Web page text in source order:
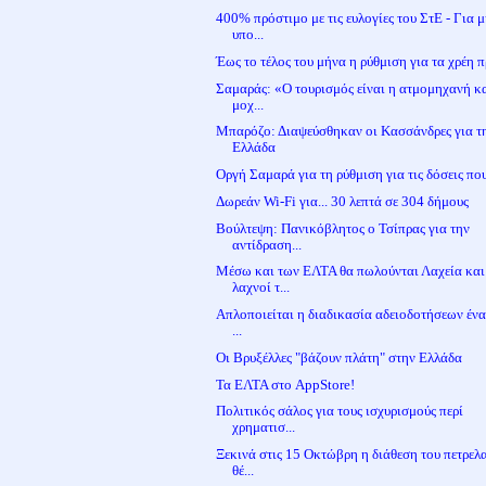
400% πρόστιμο με τις ευλογίες του ΣτΕ - Για
υπο...
Έως το τέλος του μήνα η ρύθμιση για τα χρέη
Σαμαράς: «Ο τουρισμός είναι η ατμομηχανή
μοχ...
Μπαρόζο: Διαψεύσθηκαν οι Κασσάνδρες για
Ελλάδα
Οργή Σαμαρά για τη ρύθμιση για τις δόσεις
Δωρεάν Wi-Fi για... 30 λεπτά σε 304 δήμους
Βούλτεψη: Πανικόβλητος ο Τσίπρας για την
αντίδραση...
Μέσω και των ΕΛΤΑ θα πωλούνται Λαχεία και
λαχνοί τ...
Απλοποιείται η διαδικασία αδειοδοτήσεων
...
Οι Βρυξέλλες "βάζουν πλάτη" στην Ελλάδα
Τα ΕΛΤΑ στο AppStore!
Πολιτικός σάλος για τους ισχυρισμούς περί
χρηματισ...
Ξεκινά στις 15 Οκτώβρη η διάθεση του
θέ...